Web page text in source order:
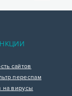
сайтов
переспам
на вирусы